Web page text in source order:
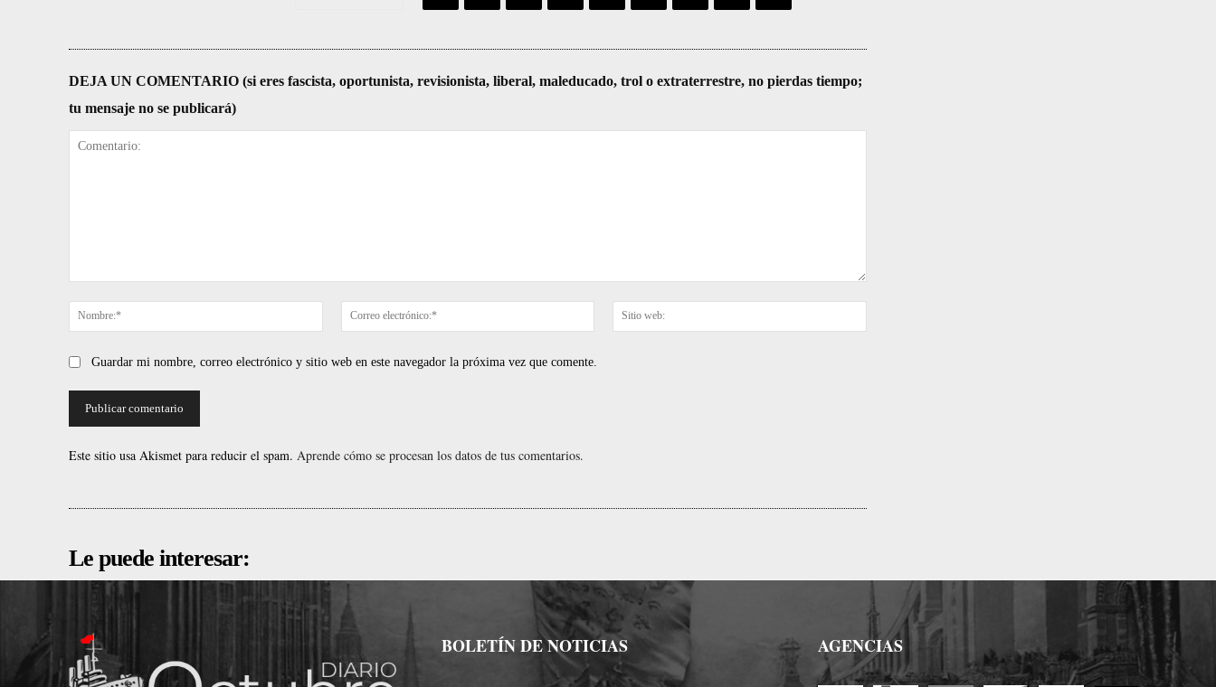
DEJA UN COMENTARIO (si eres fascista, oportunista, revisionista, liberal, maleducado, trol o extraterrestre, no pierdas tiempo;
tu mensaje no se publicará)
Nombre:*
Correo
electrónico:*
web:
Guardar mi nombre, correo electrónico y sitio web en este navegador la próxima vez que comente.
Este sitio usa Akismet para reducir el spam. Aprende cómo se procesan los datos de tus comentarios.
Le puede interesar:
BOLETÍN DE NOTICIAS AGENCIAS